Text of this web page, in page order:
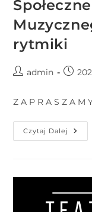
rytmiki
admin
Z A P R A S Z A M
Czytaj Dalej